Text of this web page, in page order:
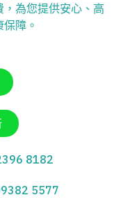
為您提供安心、高
障。
8182
5577